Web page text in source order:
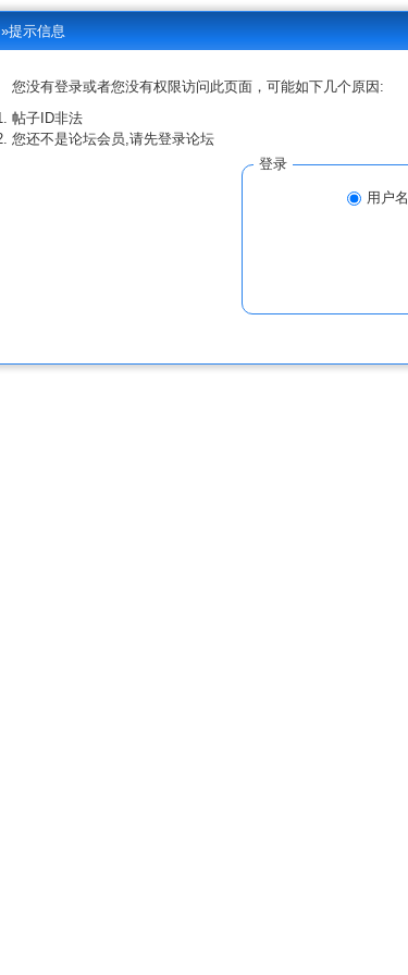
»提示信息
您没有登录或者您没有权限访问此页面，可能如下几个原因:
帖子ID非法
您还不是论坛会员,请先登录论坛
登录
用户名